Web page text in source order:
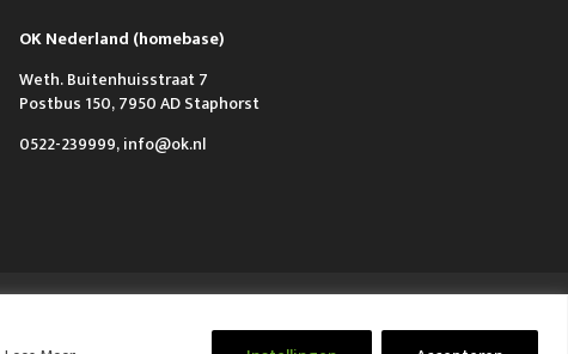
OK Nederland (homebase)
Weth. Buitenhuisstraat 7
Postbus 150, 7950 AD Staphorst
0522-239999, info@ok.nl